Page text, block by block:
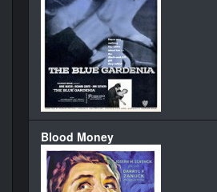
Blood Money